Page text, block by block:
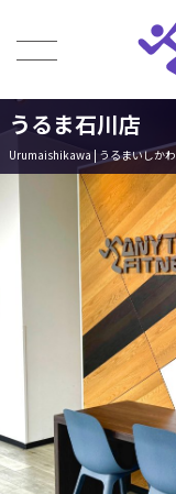
うるま石川店
Urumaishikawa | うるまいしかわ